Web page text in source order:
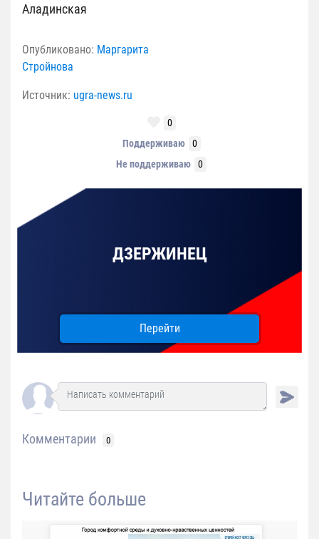
Аладинская
Опубликовано: Маргарита
Стройнова
Источник: ugra-news.ru
0
Поддерживаю
0
Не поддерживаю
0
ДЗЕРЖИНЕЦ
Перейти
Комментарии 0
Читайте больше